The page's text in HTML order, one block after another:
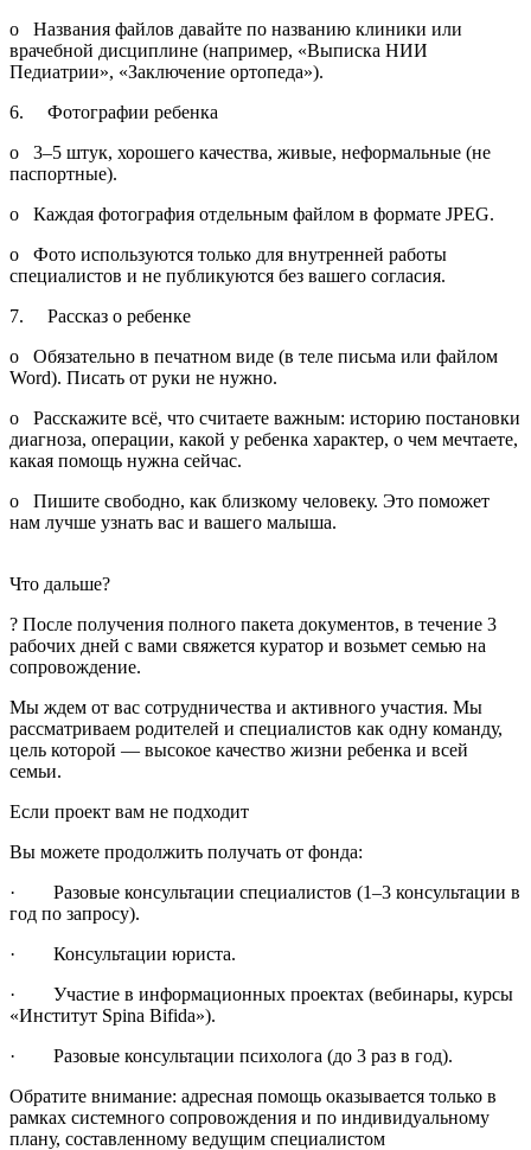
o Названия файлов давайте по названию клиники или
врачебной дисциплине (например, «Выписка НИИ
Педиатрии», «Заключение ортопеда»).
6. Фотографии ребенка
o 3–5 штук, хорошего качества, живые, неформальные (не
паспортные).
o Каждая фотография отдельным файлом в формате JPEG.
o Фото используются только для внутренней работы
специалистов и не публикуются без вашего согласия.
7. Рассказ о ребенке
o Обязательно в печатном виде (в теле письма или файлом
Word). Писать от руки не нужно.
o Расскажите всё, что считаете важным: историю постановки
диагноза, операции, какой у ребенка характер, о чем мечтаете,
какая помощь нужна сейчас.
o Пишите свободно, как близкому человеку. Это поможет
нам лучше узнать вас и вашего малыша.
Что дальше?
? После получения полного пакета документов, в течение 3
рабочих дней с вами свяжется куратор и возьмет семью на
сопровождение.
Мы ждем от вас сотрудничества и активного участия. Мы
рассматриваем родителей и специалистов как одну команду,
цель которой — высокое качество жизни ребенка и всей
семьи.
Если проект вам не подходит
Вы можете продолжить получать от фонда:
· Разовые консультации специалистов (1–3 консультации в
год по запросу).
· Консультации юриста.
· Участие в информационных проектах (вебинары, курсы
«Институт Spina Bifida»).
· Разовые консультации психолога (до 3 раз в год).
Обратите внимание: адресная помощь оказывается только в
рамках системного сопровождения и по индивидуальному
плану, составленному ведущим специалистом